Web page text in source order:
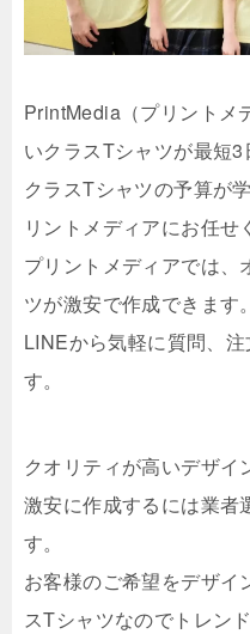
PrintMedia（プリントメ
いクラスTシャツが最短3
クラスTシャツの予算が
リントメディアにお任せ
プリントメディアでは、
ツが激安で作成できます。
LINEから気軽に質問、
す。
クオリティが高いデザ
激安に作成するには業者
す。
お客様のご希望をデザイ
スTシャツなのでトレン